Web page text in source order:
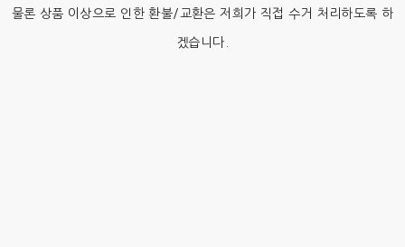
물론 상품 이상으로 인한 환불/교환은 저희가 직접 수거 처리하도록 하
겠습니다.